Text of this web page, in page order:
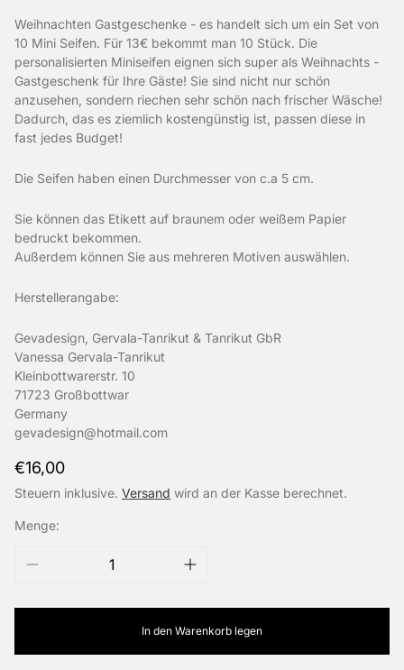
Weihnachten Gastgeschenke - es handelt sich um ein Set von
10 Mini Seifen. Für 13€ bekommt man 10 Stück. Die
personalisierten Miniseifen eignen sich super als Weihnachts -
Gastgeschenk für Ihre Gäste! Sie sind nicht nur schön
anzusehen, sondern riechen sehr schön nach frischer Wäsche!
Dadurch, das es ziemlich kostengünstig ist, passen diese in
fast jedes Budget!
Die Seifen haben einen Durchmesser von c.a 5 cm.
Sie können das Etikett auf braunem oder weißem Papier
bedruckt bekommen.
Außerdem können Sie aus mehreren Motiven auswählen.
Herstellerangabe:
Gevadesign, Gervala-Tanrikut & Tanrikut GbR
Vanessa Gervala-Tanrikut
Kleinbottwarerstr. 10
71723 Großbottwar
Germany
gevadesign@hotmail.com
Regulärer
Preis
€16,00
Steuern inklusive. Versand wird an der Kasse berechnet.
Menge:
In den Warenkorb legen